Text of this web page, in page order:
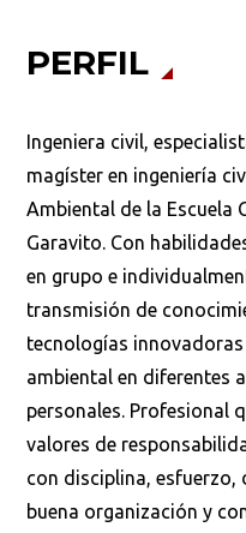
PERFIL
Ingeniera civil,
magíster en ingeniería
Ambiental de la Escuela
Garavito. Con
en grupo e
transmisión de
tecnologías
ambiental en diferentes
personales. Profesional
valores de
con disciplina, esfuerzo,
buena organización y
Busca en la
¿Qué buscas?
Buscar en: *
Ordenar por: *